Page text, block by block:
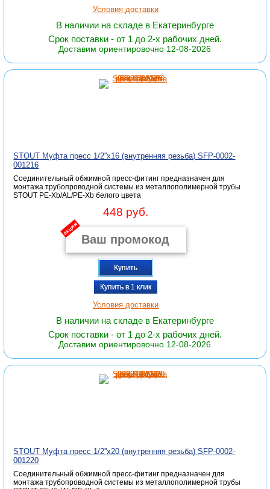
Условия доставки
В наличии на складе в Екатеринбурге
Срок поставки - от 1 до 2-х рабочих дней.
Доставим ориентировочно 12-08-2026
STOUT Муфта пресс 1/2''x16 (внутренняя резьба) SFP-0002-
001216
Соединительный обжимной пресс-фитинг предназначен для
монтажа трубопроводной системы из металлополимерной трубы
STOUT PE-Xb/AL/PE-Xb белого цвета
448 руб.
акция
Купить
Купить в 1 клик
Условия доставки
В наличии на складе в Екатеринбурге
Срок поставки - от 1 до 2-х рабочих дней.
Доставим ориентировочно 12-08-2026
STOUT Муфта пресс 1/2''x20 (внутренняя резьба) SFP-0002-
001220
Соединительный обжимной пресс-фитинг предназначен для
монтажа трубопроводной системы из металлополимерной трубы